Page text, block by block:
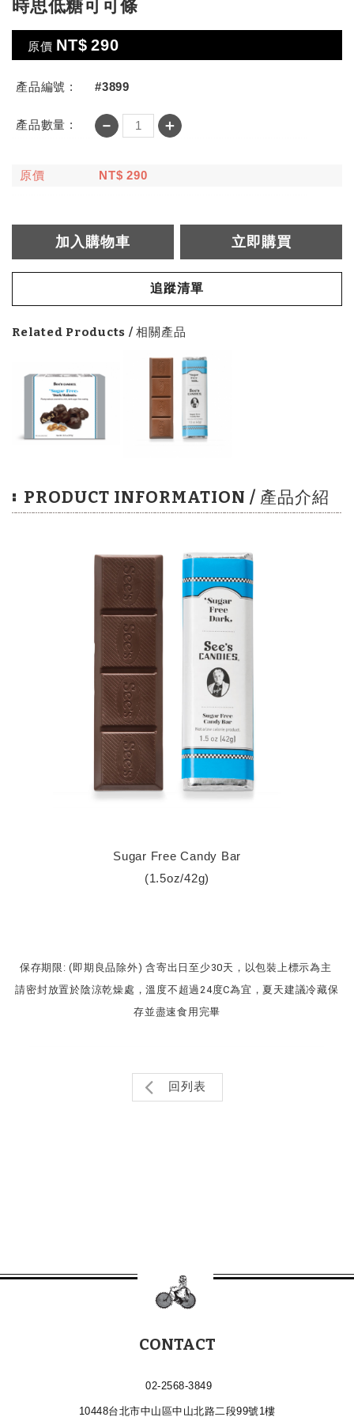
時思低糖可可條
原價 NT$ 290
產品編號 : #3899
產品數量 : ＋
－
原價 NT$ 290
加入購物車 立即購買
追蹤清單
Related Products / 相關產品
PRODUCT INFORMATION / 產品介紹
Sugar Free Candy Bar
​(1.5oz/42g)
保存期限:(即期良品除外) 含寄出日 至少30天，以包裝上標示為主
請密封放置於陰涼乾燥處，溫度不超過24度C為宜，夏天建議冷藏保
存並盡速食用完畢
回列表
CONTACT
02-2568-3849
10448台北市中山區中山北路二段99號1樓